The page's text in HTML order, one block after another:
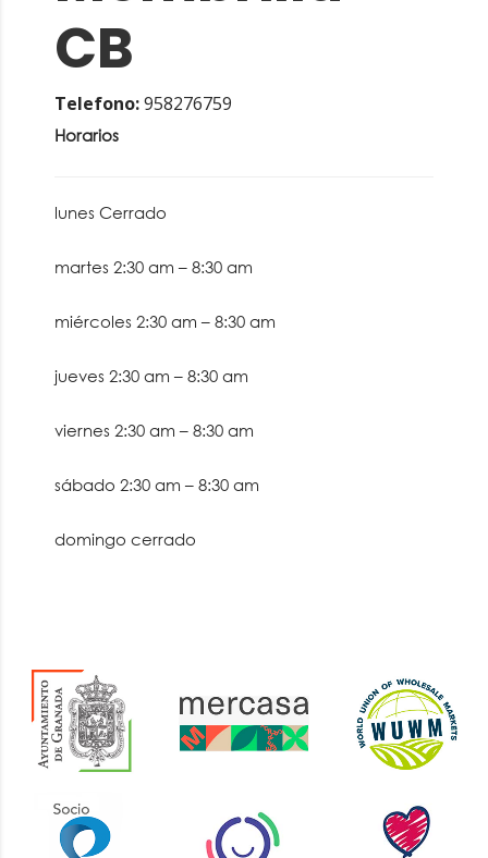
CB
Telefono:958276759
Horarios
lunes Cerrado
martes 2:30 am – 8:30 am
miércoles 2:30 am – 8:30 am
jueves 2:30 am – 8:30 am
viernes 2:30 am – 8:30 am
sábado 2:30 am – 8:30 am
domingo cerrado